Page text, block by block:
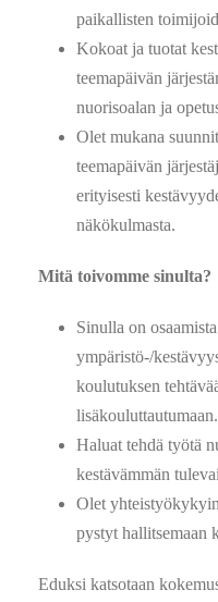
paikallisten
Kokoat ja tuotat
teemapäivän
nuorisoalan ja
Olet mukana
teemapäivän
erityisesti
näkökulmasta.
Mitä toivomme sinulta?
Sinulla on osaamista
ympäristö-/
koulutuksen
lisäkouluttautumaan.
Haluat tehdä työtä
kestävämmän
Olet
pystyt hallitsemaan
Eduksi katsotaan